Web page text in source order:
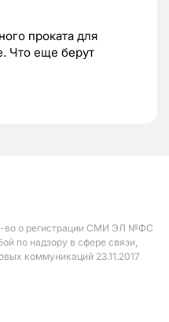
проката для
Что еще берут
во о регистрации СМИ ЭЛ №ФС
по надзору в сфере связи,
коммуникаций 23.11.2017